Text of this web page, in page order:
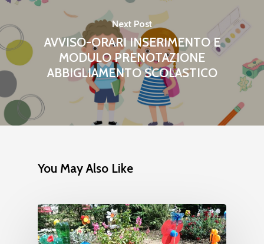
Next Post
AVVISO-ORARI INSERIMENTO E
MODULO PRENOTAZIONE
ABBIGLIAMENTO SCOLASTICO
You May Also Like